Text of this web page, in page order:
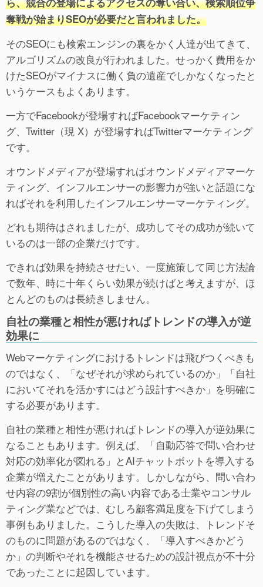
奪戦が始まりSEOが必要だと言われました。
そのSEOにも検索エンジンの裏をかく人達が出てきて、
アルゴリズムの改良が行われました。せっかく費用をか
けたSEOがマイナスに働く負の遺産でしかなくなったと
いうケースもよくあります。
一方でFacebookが登場すればFacebookマーケティン
グ、Twitter（現 X）が登場すればTwitterマーケティング
です。
オウンドメディアが登場すればオウンドメディアマーケ
ティング、インフルエンサーの影響力が強いと話題にな
ればそれを利用したインフルエンサーマーケティング。
どれも期待はされましたが、成功してその成功が続いて
いるのは一部の企業だけです。
できれば効果を持続させたい、一度施策して同じ方法論
で数年、時に十年くらい効果が続けばと考えますが、ほ
とんどのものは長続きしません。
自社の業種と相性が悪ければトレンドの導入が逆
効果に
Webマーケティングにおけるトレンドは飛びつくべきも
のではなく、「なぜそれが求められているのか」「自社
においてそれを活かすにはどう設計すべきか」を明確に
する必要があります。
自社の業種と相性が悪ければトレンドの導入が逆効果に
なることもあります。例えば、「自動応答で問い合わせ
対応の効率化が図れる」とAIチャットボットを導入する
企業が増えたことがあります。しかしながら、問い合わ
せ内容の9割が個別性の高い内容である士業やコンサル
ティング業などでは、むしろ顧客満足度を下げてしまう
事例もありました。こうした導入の失敗は、トレンドそ
のものに問題があるのではなく、「導入すべきかどう
か」の判断やそれを機能させるための設計視点が不十分
であったことに起因しています。